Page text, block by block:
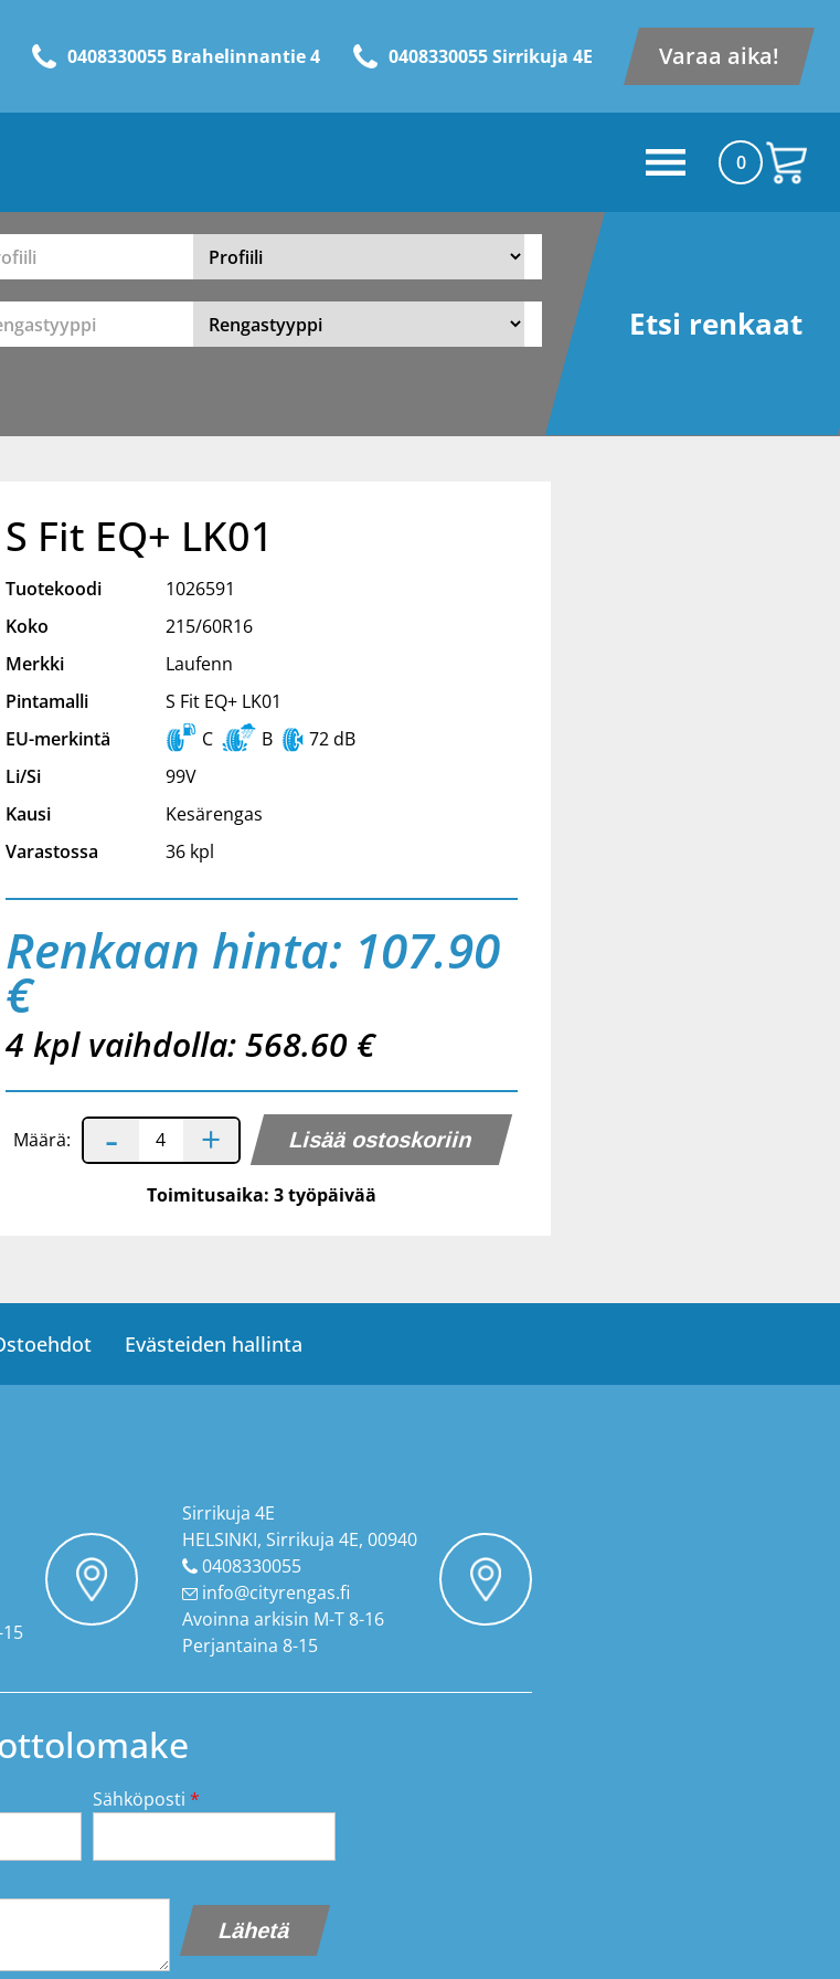
0408330055 Brahelinnantie 4 0408330055 Sirrikuja 4E Varaa aika!
0
Etsi renkaat
S Fit EQ+ LK01
Tuotekoodi
1026591
Koko
215/60R16
Merkki
Laufenn
Pintamalli
S Fit EQ+ LK01
EU-merkintä
C B
72 dB
Li/Si
99V
Kausi
Kesärengas
Varastossa
36 kpl
Renkaan hinta: 107.90
€
4 kpl vaihdolla: 568.60 €
Määrä: - +
Toimitusaika: 3 työpäivää
Evästeiden hallinta
Sirrikuja 4E
HELSINKI, Sirrikuja 4E, 00940
0408330055
info@cityrengas.fi
Avoinna arkisin M-T 8-16
Perjantaina 8-15
Sähköposti *